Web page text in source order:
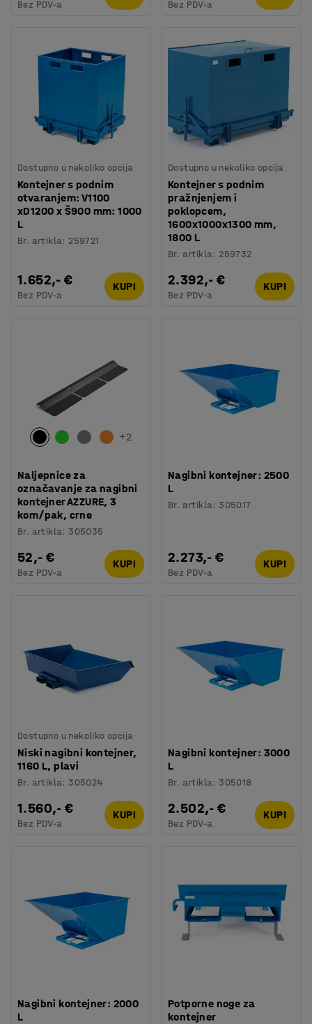
Bez PDV-a Bez PDV-a
Dostupno u nekoliko opcija
Kontejner s podnim
otvaranjem: V1100
xD1200 x Š900 mm: 1000
L
Br. artikla: 259721
1.652,- €
Bez PDV-a
KUPI
Dostupno u nekoliko opcija
Kontejner s podnim
pražnjenjem i
poklopcem,
1600x1000x1300 mm,
1800 L
Br. artikla: 259732
2.392,- €
Bez PDV-a
KUPI
+2
Naljepnice za
označavanje za nagibni
kontejner AZZURE, 3
kom/pak, crne
Br. artikla:305035
52,- €
Bez PDV-a
KUPI
Nagibni kontejner: 2500
L
Br. artikla:305017
2.273,- €
Bez PDV-a
KUPI
Dostupno u nekoliko opcija
Niski nagibni kontejner,
1160 L, plavi
Br. artikla:305024
1.560,- €
Bez PDV-a
KUPI
Nagibni kontejner: 3000
L
Br. artikla:305018
2.502,- €
Bez PDV-a
KUPI
Nagibni kontejner: 2000
L
Potporne noge za
kontejner